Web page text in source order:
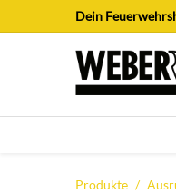
Zum Inhalt springen
Dein
Produkte